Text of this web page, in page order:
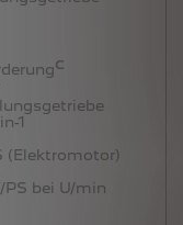
c
1
(Elektromotor)
bei U/min